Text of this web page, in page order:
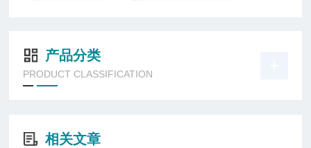
产品分类
PRODUCT CLASSIFICATION
相关文章